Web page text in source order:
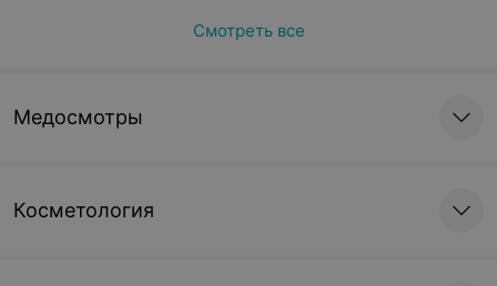
Смотреть все
Медосмотры
Косметология